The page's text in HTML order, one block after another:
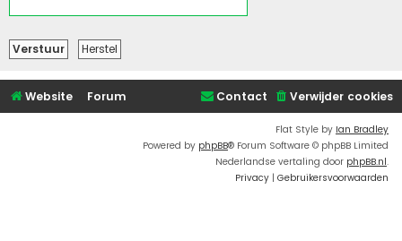
Website Forum Verwijder cookies
Contact
Flat Style by Ian Bradley
Powered by phpBB® Forum Software © phpBB Limited
Nederlandse vertaling door phpBB.nl.
Privacy | Gebruikersvoorwaarden